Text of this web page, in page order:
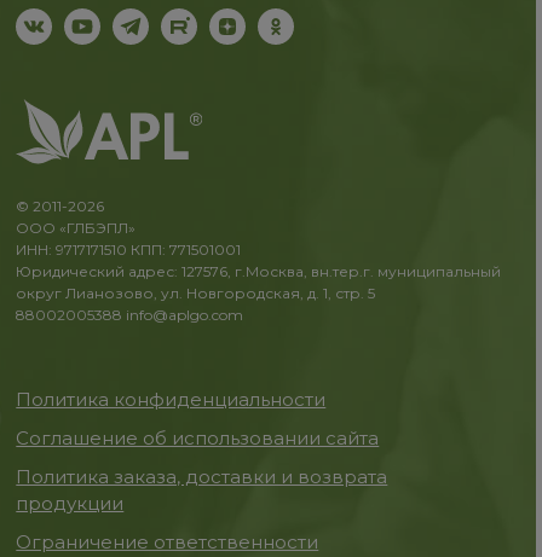
© 2011-2026
ООО «ГЛБЭПЛ»
ИНН: 9717171510 КПП: 771501001
Юридический адрес: 127576, г.Москва, вн.тер.г. муниципальный
округ Лианозово, ул. Новгородская, д. 1, стр. 5
88002005388 info@aplgo.com
Политика конфиденциальности
Соглашение об использовании сайта
Политика заказа, доставки и возврата
продукции
Ограничение ответственности